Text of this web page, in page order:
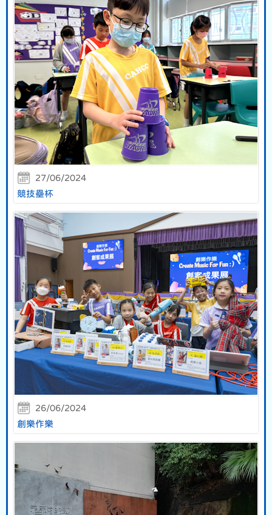
27/06/2024
競技壘杯
26/06/2024
創樂作樂